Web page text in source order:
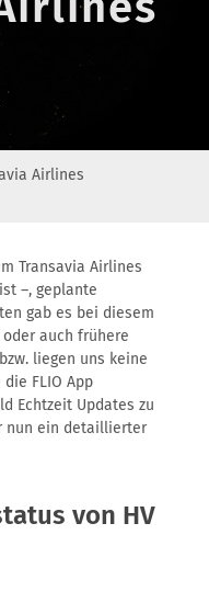
Airlines
Transavia Airlines
–, geplante
gab es bei diesem
auch frühere
liegen uns keine
FLIO App
Echtzeit Updates zu
nun ein detaillierter
von HV